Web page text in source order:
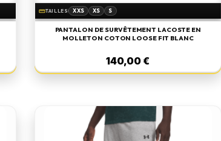
straightenTAILLES XXS XS S
PANTALON DE SURVÊTEMENT LACOSTE EN
MOLLETON COTON LOOSE FIT BLANC
140,00 €